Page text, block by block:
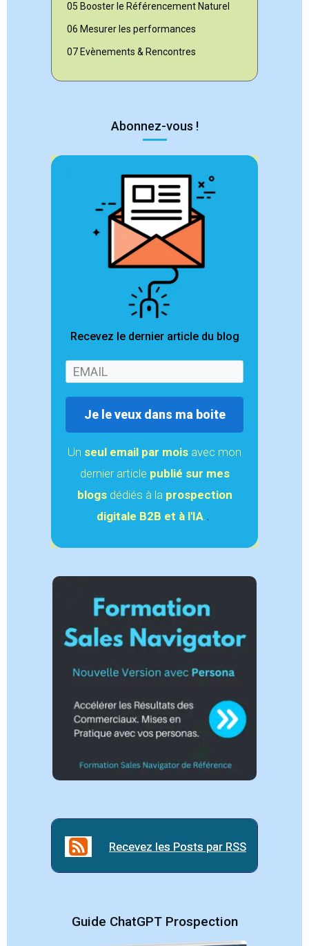
05 Booster le Référencement Naturel
06 Mesurer les performances
07 Evènements & Rencontres
Abonnez-vous !
Recevez le dernier article du blog
Je le veux dans ma boite
Un seul email par mois avec mon
dernier article publié sur mes
blogsdédiés à la prospection
digitale B2B et à l'IA. .
Recevez les Posts par RSS
Recevez les Posts par RSS
Guide ChatGPT Prospection